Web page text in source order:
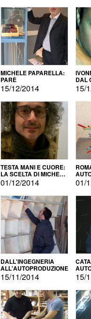
MICHELE PAPARELLA:
PARÈ
15/12/2014
DAL
15/
TESTA MANI E CUORE:
LA SCELTA DI MICHELE
BARBERIO
01/12/2014 01/
DALL'INGEGNERIA
ALL'AUTOPRODUZIONE
15/11/2014 15/